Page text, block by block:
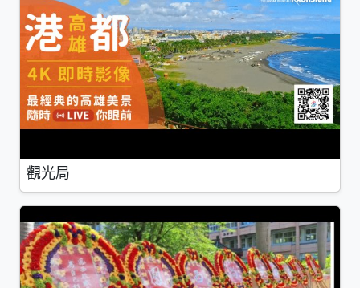
觀光局